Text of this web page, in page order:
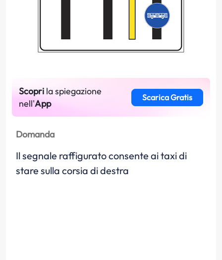
Scopri la spiegazione
nell'App
Scarica Gratis
Domanda
Il segnale raffigurato consente ai taxi di
stare sulla corsia di destra